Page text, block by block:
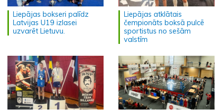
Liepājas bokseri palīdz
Latvijas U19 izlasei
uzvarēt Lietuvu.
Liepājas atklātais
čempionāts boksā pulcē
sportistus no sešām
valstīm